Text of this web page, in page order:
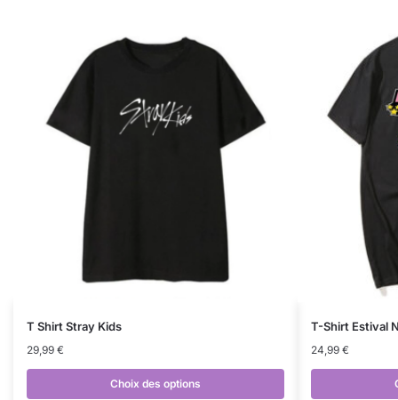
T Shirt Stray Kids
29,99 €
Choix des options
T-Shirt Estival
24,99 €